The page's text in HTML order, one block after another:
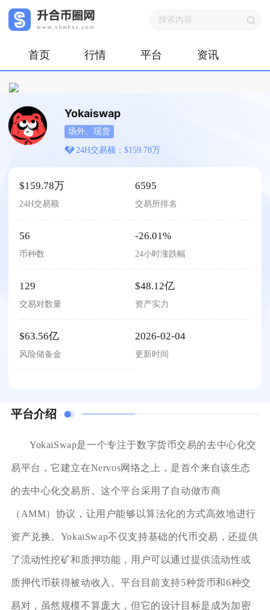
首页 行情 平台 资讯
Yokaiswap
场外、现货
24H交易额：$159.78万
$159.78万
24H交易额
6595
交易所排名
56
币种数
-26.01%
24小时涨跌幅
129
交易对数量
$48.12亿
资产实力
$63.56亿
风险储备金
2026-02-04
更新时间
平台介绍
YokaiSwap是一个专注于数字货币交易的去中心化交
易平台，它建立在Nervos网络之上，是首个来自该生态
的去中心化交易所。这个平台采用了自动做市商
（AMM）协议，让用户能够以算法化的方式高效地进行
资产兑换。YokaiSwap不仅支持基础的代币交易，还提供
了流动性挖矿和质押功能，用户可以通过提供流动性或
质押代币获得被动收入。平台目前支持5种货币和6种交
易对，虽然规模不算庞大，但它的设计目标是成为加密